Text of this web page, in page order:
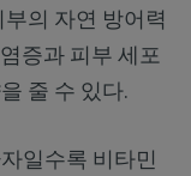
의 자연 방어력
증과 피부 세포
줄 수 있다.
일수록 비타민